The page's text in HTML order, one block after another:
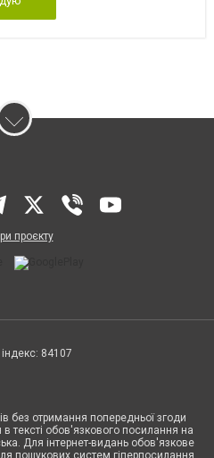
проєкту
84107
без отримання попередньої згоди
тексті обов'язкового посилання на
Для інтернет-видань обов'язкове
пошукових систем гіперпосилання